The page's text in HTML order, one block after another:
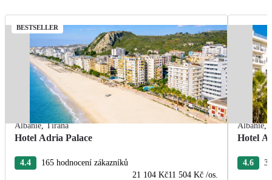
BESTSELLER
Albánie,Tirana
Hotel Adria Palace
4.4
165 hodnocení zákazníků
21 104 Kč11 504 Kč /os.
Albánie,
Hotel
4.6